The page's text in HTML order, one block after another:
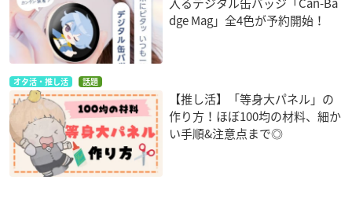
dge Mag」全4色が予約開始！
オタ活・推し活 話題
【推し活】「等身大パネル」の
作り方！ほぼ100均の材料、細か
い手順&注意点まで◎